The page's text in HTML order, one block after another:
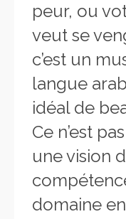
peur, ou
veut se
c’est un
langue
idéal de
Ce n’est
une vision
domaine